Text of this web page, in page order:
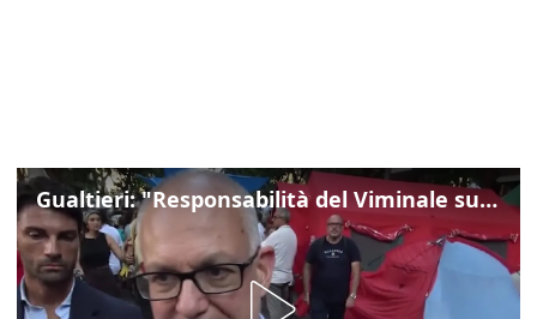
Gualtieri: "Responsabilità del Viminale su Spin Time? La posizione dei partiti è nota"